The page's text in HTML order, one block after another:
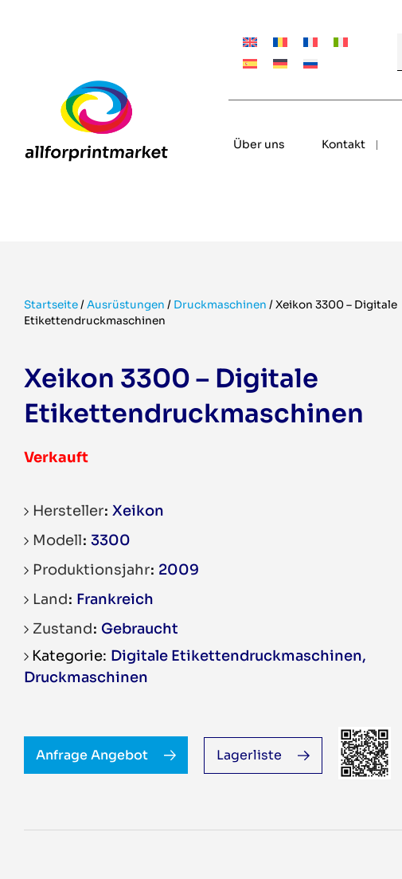
Über uns Kontakt
Startseite/Ausrüstungen / Druckmaschinen /Xeikon 3300 – Digitale
Etikettendruckmaschinen
Xeikon 3300 – Digitale
Etikettendruckmaschinen
Verkauft
Hersteller Xeikon
Modell 3300
Produktionsjahr 2009
Land Frankreich
Zustand Gebraucht
Digitale Etikettendruckmaschinen
Druckmaschinen
Anfrage Angebot Lagerliste